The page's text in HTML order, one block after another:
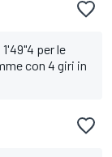
per le
con 4 giri in